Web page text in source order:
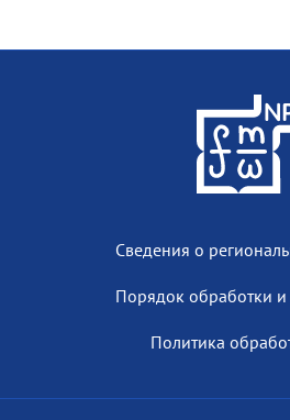
Сведения о
Порядок обработки
Политика